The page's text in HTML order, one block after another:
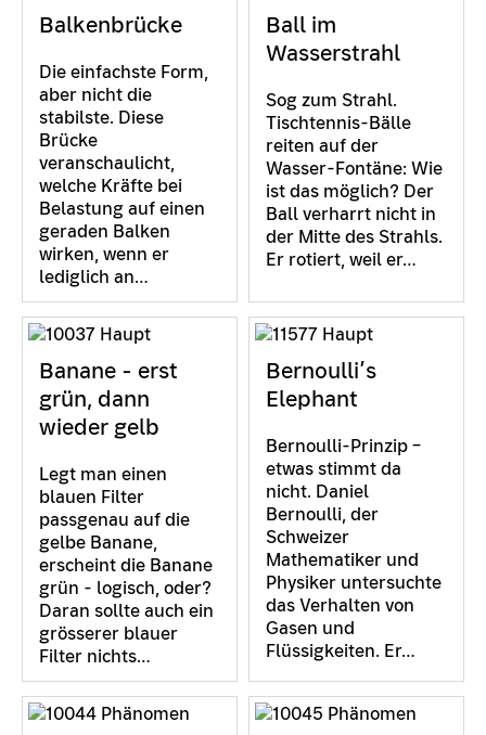
Balkenbrücke
Die einfachste Form,
aber nicht die
stabilste. Diese
Brücke
veranschaulicht,
welche Kräfte bei
Belastung auf einen
geraden Balken
wirken, wenn er
lediglich an…
Ball im
Wasserstrahl
Sog zum Strahl.
Tischtennis-Bälle
reiten auf der
Wasser-Fontäne: Wie
ist das möglich? Der
Ball verharrt nicht in
der Mitte des Strahls.
Er rotiert, weil er…
Banane - erst
grün, dann
wieder gelb
Legt man einen
blauen Filter
passgenau auf die
gelbe Banane,
erscheint die Banane
grün - logisch, oder?
Daran sollte auch ein
grösserer blauer
Filter nichts…
Bernoulli’s
Elephant
Bernoulli-Prinzip –
etwas stimmt da
nicht. Daniel
Bernoulli, der
Schweizer
Mathematiker und
Physiker untersuchte
das Verhalten von
Gasen und
Flüssigkeiten. Er…